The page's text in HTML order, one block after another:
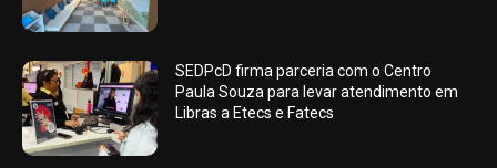
SEDPcD firma parceria com o Centro
Paula Souza para levar atendimento em
Libras a Etecs e Fatecs